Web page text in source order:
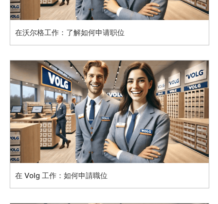
在沃尔格工作：了解如何申请职位
在 Volg 工作：如何申請職位